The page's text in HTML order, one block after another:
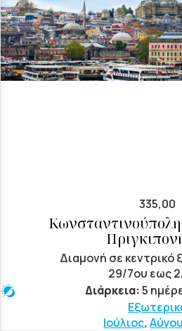
335,00
Διαμονή σε κεντρικό
29/7ου εως
Διάρκεια:5
Ιούλιος,